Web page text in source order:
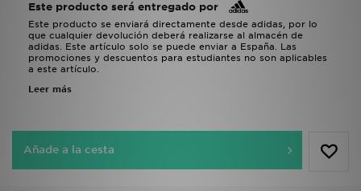
Este producto será entregado por
Este producto se enviará directamente desde adidas, por lo
que cualquier devolución deberá realizarse al almacén de
adidas. Este artículo solo se puede enviar a España. Las
promociones y descuentos para estudiantes no son aplicables
a este artículo.
Leer más
Añade a la cesta